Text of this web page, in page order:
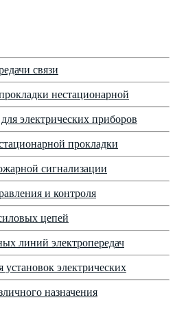
связи
нестационарной
электрических приборов
прокладки
сигнализации
и контроля
цепей
линий электропередач
электрических
назначения